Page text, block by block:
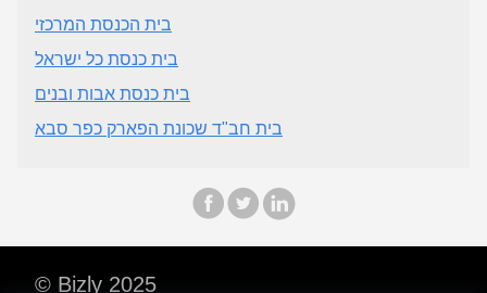
בית הכנסת המרכזי
בית כנסת כל ישראל
בית כנסת אבות ובנים
בית חב"ד שכונת הפארק כפר סבא
© Bizly 2025